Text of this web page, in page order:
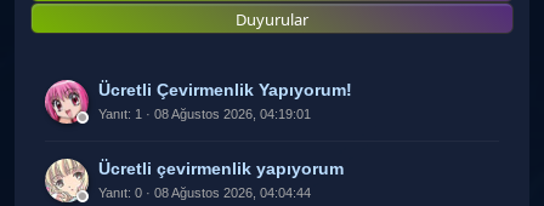
Duyurular
Ücretli Çevirmenlik Yapıyorum!
Yanıt: 1 · 08 Ağustos 2026, 04:19:01
Ücretli çevirmenlik yapıyorum
Yanıt: 0 · 08 Ağustos 2026, 04:04:44